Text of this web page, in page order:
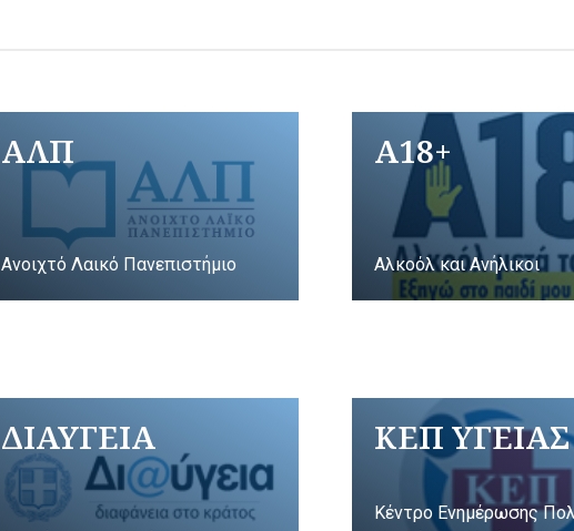
ΑΛΠ
Ανοιχτό Λαικό Πανεπιστήμιο
A18+
Αλκοόλ και Ανήλικοι
ΔΙΑΥΓΕΙΑ ΚΕΠ ΥΓΕΙΑΣ
Κέντρο Ενημέρωσης